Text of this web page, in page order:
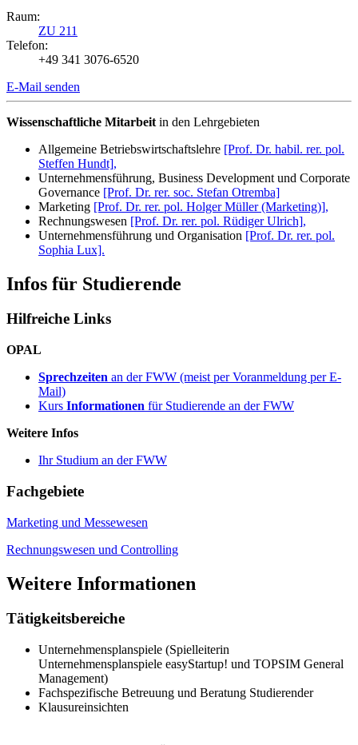
Raum:
ZU 211
Telefon:
+49 341 3076-6520
E-Mail senden
Wissenschaftliche Mitarbeit in den Lehrgebieten
Allgemeine Betriebswirtschaftslehre [Prof. Dr. habil. rer. pol.
Steffen Hundt],
Unternehmensführung, Business Development und Corporate
Governance [Prof. Dr. rer. soc. Stefan Otremba]
Marketing [Prof. Dr. rer. pol. Holger Müller (Marketing)],
Rechnungswesen [Prof. Dr. rer. pol. Rüdiger Ulrich],
Unternehmensführung und Organisation [Prof. Dr. rer. pol.
Sophia Lux].
Infos für Studierende
Hilfreiche Links
OPAL
Sprechzeiten an der FWW (meist per Voranmeldung per E-
Mail)
Kurs Informationen für Studierende an der FWW
Weitere Infos
Ihr Studium an der FWW
Fachgebiete
Marketing und Messewesen
Rechnungswesen und Controlling
Weitere Informationen
Tätigkeitsbereiche
Unternehmensplanspiele (Spielleiterin
Unternehmensplanspiele easyStartup! und TOPSIM General
Management)
Fachspezifische Betreuung und Beratung Studierender
Klausureinsichten